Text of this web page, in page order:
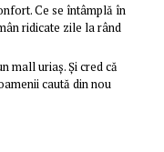
Ce se întâmplă în
ridicate zile la rând
mall uriaș. Și cred că
caută din nou